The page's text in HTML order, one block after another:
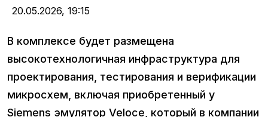
20.05.2026, 19:15
В комплексе будет размещена
высокотехнологичная инфраструктура для
проектирования, тестирования и верификации
микросхем, включая приобретенный у
Siemens эмулятор Veloce, который в компании